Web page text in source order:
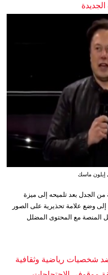
إيلون ماسك
من الجدل بعد تلميحه إلى ميزة
وضع علامة تحذيرية على الصور
المنصة مع المحتوى المضلل
ضد شخصيات رياضية وثقافية